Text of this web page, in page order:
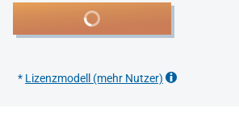
In den Warenkorb
* Lizenzmodell (mehr Nutzer)